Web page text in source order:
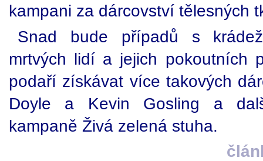
kampani za dárcovství tělesných
Snad bude případů s
mrtvých lidí a jejich pokoutních
podaří získávat více takových
Doyle a Kevin Gosling a
kampaně Živá zelená stuha.